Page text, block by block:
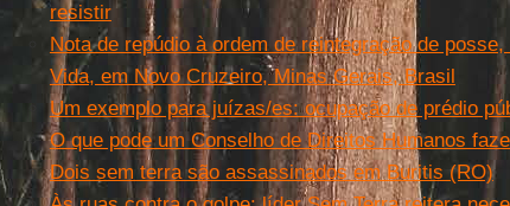
resistir
Nota de repúdio à ordem de reintegração de
Vida, em Novo Cruzeiro, Minas Gerais, Brasil
Um exemplo para juízas/es: ocupação de prédio
O que pode um Conselho de Direitos Humanos
Dois sem terra são assassinados em Buritis (RO)